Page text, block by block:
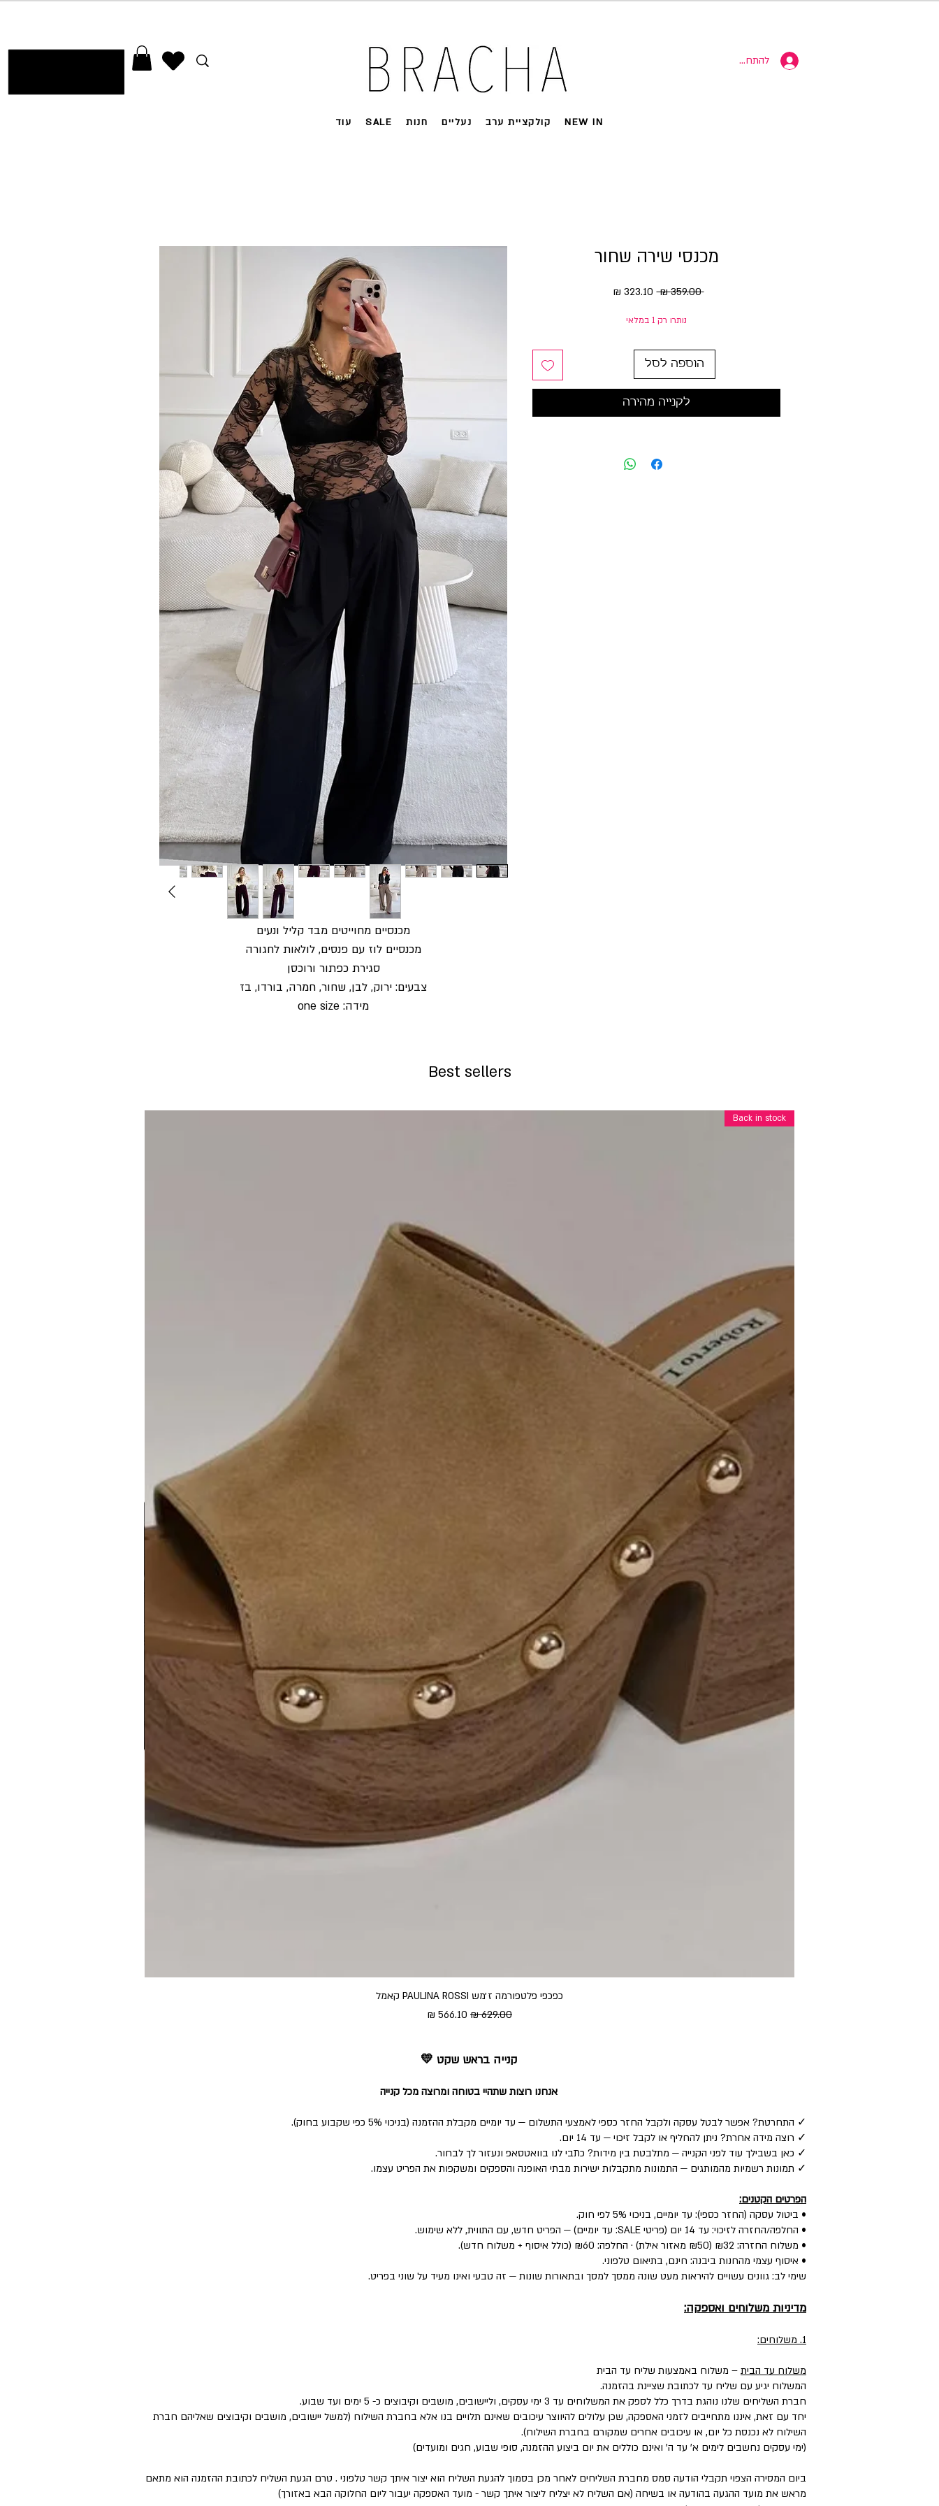
להתחברות
NEW IN קולקציית ערב נעליים חנות SALE עוד
מכנסיים מחוייטים מבד קליל ונעים
מכנסיים לוז עם פנסים, לולאות לחגורה
סגירת כפתור ורוכסן
צבעים: ירוק, לבן, שחור, חמרה, בורדו, בז
מידה: one size
מכנסי שירה שחור
‏359.00 ‏₪ מחיר רגיל
נותרו רק 1 במלאי
הוספה לסל
לקנייה מהירה
Best sellers
Back in stock
כפכפי פלטפורמה ז׳מש PAULINA ROSSI קאמל
מחיר רגיל מחיר מבצע
קנייה בראש שקט 💛
אנחנו רוצות שתהיי בטוחה ומרוצה מכל קנייה
✓ התחרטת? אפשר לבטל עסקה ולקבל החזר כספי לאמצעי התשלום — עד יומיים מקבלת ההזמנה (בניכוי 5% כפי שקבוע בחוק).
✓ רוצה מידה אחרת? ניתן להחליף או לקבל זיכוי — עד 14 יום.
✓ כאן בשבילך עוד לפני הקנייה — מתלבטת בין מידות? כתבי לנו בוואטסאפ ונעזור לך לבחור.
✓ תמונות רשמיות מהמותגים — התמונות מתקבלות ישירות מבתי האופנה והספקים ומשקפות את הפריט עצמו.
הפרטים הקטנים:
• ביטול עסקה (החזר כספי): עד יומיים, בניכוי 5% לפי חוק.
• החלפה/החזרה לזיכוי: עד 14 יום (פריטי SALE: עד יומיים) — הפריט חדש, עם התווית, ללא שימוש.
• משלוח החזרה: ₪32 (₪50 מאזור אילת) · החלפה: ₪60 (כולל איסוף + משלוח חדש).
• איסוף עצמי מהחנות ביבנה: חינם, בתיאום טלפוני.
שימי לב: גוונים עשויים להיראות מעט שונה ממסך למסך ובתאורות שונות — זה טבעי ואינו מעיד על שוני בפריט.
מדיניות משלוחים ואספקה:
1. משלוחים:
משלוח עד הבית – משלוח באמצעות שליח עד הבית
המשלוח יגיע עם שליח עד לכתובת שציינת בהזמנה.
חברת השליחים שלנו נוהגת בדרך כלל לספק את המשלוחים עד 3 ימי עסקים, וליישובים, מושבים וקיבוצים כ- 5 ימים ועד שבוע.
יחד עם זאת, איננו מתחייבים לזמני האספקה, שכן עלולים להיווצר עיכובים שאינם תלויים בנו אלא בחברת השילוח (למשל יישובים, מושבים וקיבוצים שאליהם חברת
השילוח לא נכנסת כל יום, או עיכובים אחרים שמקורם בחברת השילוח).
(ימי עסקים נחשבים לימים א' עד ה' ואינם כוללים את יום ביצוע ההזמנה, סופי שבוע, חגים ומועדים)
ביום המסירה הצפוי תקבלי הודעה סמס מחברת השליחים לאחר מכן בסמוך להגעת השליח הוא יצור איתך קשר טלפוני . טרם הגעת השליח לכתובת ההזמנה הוא מתאם
מראש את מועד ההגעה בהודעה או בשיחה (אם השליח לא יצליח ליצור איתך קשר - מועד האספקה יעבור ליום החלוקה הבא באזורך)